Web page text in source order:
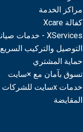
مراكز الخدمة
كفالة Xcare
XServices - خدمات صيانة و أكثر!
التوصيل والتركيب السريع
حماية المشتري
تسوق بآمان مع ×سايت
خدمات xسايت للشركات
المقايضة